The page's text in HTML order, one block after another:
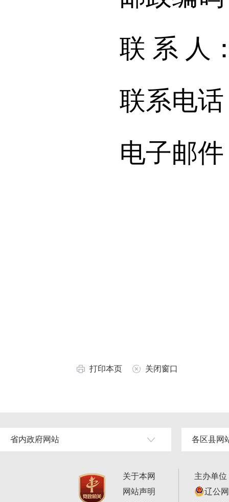
联 系 人
联系电话
电子邮件
打印本页 关闭窗口
省内政府网站 各区县网
关于本网
网站声明
主办单
辽公